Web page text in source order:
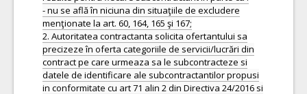
- nu se află în niciuna din situaţiile de excludere
menţionate la art. 60, 164, 165 şi 167;
2. Autoritatea contractanta solicita ofertantului sa
precizeze în oferta categoriile de servicii/lucrări din
contract pe care urmeaza sa le subcontracteze si
datele de identificare ale subcontractantilor propusi
in conformitate cu art 71 alin 2 din Directiva 24/2016 si